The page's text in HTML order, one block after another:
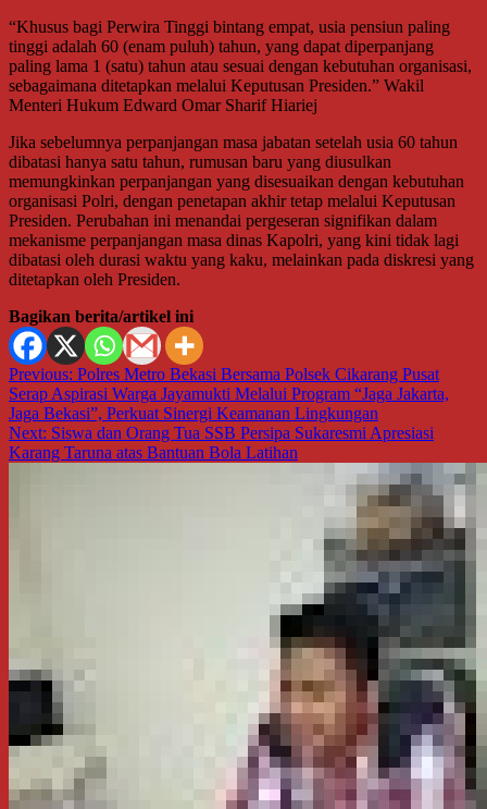
“Khusus bagi Perwira Tinggi bintang empat, usia pensiun paling
tinggi adalah 60 (enam puluh) tahun, yang dapat diperpanjang
paling lama 1 (satu) tahun atau sesuai dengan kebutuhan organisasi,
sebagaimana ditetapkan melalui Keputusan Presiden.” Wakil
Menteri Hukum Edward Omar Sharif Hiariej
Jika sebelumnya perpanjangan masa jabatan setelah usia 60 tahun
dibatasi hanya satu tahun, rumusan baru yang diusulkan
memungkinkan perpanjangan yang disesuaikan dengan kebutuhan
organisasi Polri, dengan penetapan akhir tetap melalui Keputusan
Presiden. Perubahan ini menandai pergeseran signifikan dalam
mekanisme perpanjangan masa dinas Kapolri, yang kini tidak lagi
dibatasi oleh durasi waktu yang kaku, melainkan pada diskresi yang
ditetapkan oleh Presiden.
Bagikan berita/artikel ini
Navigasi
pos
Previous: Polres Metro Bekasi Bersama Polsek Cikarang Pusat
Serap Aspirasi Warga Jayamukti Melalui Program “Jaga Jakarta,
Jaga Bekasi”, Perkuat Sinergi Keamanan Lingkungan
Next: Siswa dan Orang Tua SSB Persipa Sukaresmi Apresiasi
Karang Taruna atas Bantuan Bola Latihan